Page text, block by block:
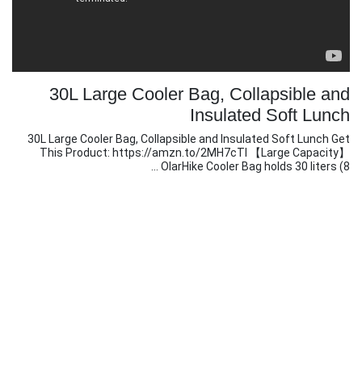
30L Large Cooler Bag, Collapsible and
Insulated Soft Lunch
30L Large Cooler Bag, Collapsible and Insulated Soft Lunch Get
This Product: https://amzn.to/2MH7cTl 【Large Capacity】
OlarHike Cooler Bag holds 30 liters (8 ...